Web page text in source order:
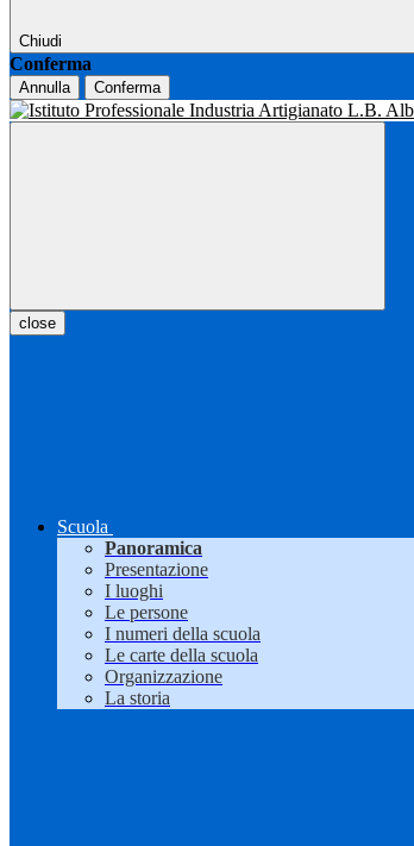
Chiudi
Conferma
Annulla Conferma
close
Scuola
Panoramica
Presentazione
I luoghi
Le persone
I numeri della scuola
Le carte della scuola
Organizzazione
La storia